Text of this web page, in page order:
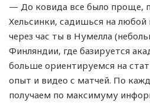
— До ковида все было проще,
Хельсинки, садишься на любой
через час ты в Нумелла
Финляндии, где базируется
больше ориентируемся на
опыт и видео с матчей. По
получаем по максимуму